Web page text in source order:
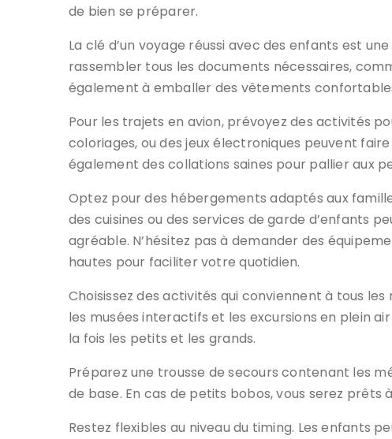
de bien se préparer.
La clé d’un voyage réussi avec des enfants est
rassembler tous les documents nécessaires,
également à emballer des vêtements
Pour les trajets en avion, prévoyez des activités
coloriages, ou des jeux électroniques peuvent
également des collations saines pour pallier aux
Optez pour des hébergements adaptés aux
des cuisines ou des services de garde d’enfants
agréable. N’hésitez pas à demander des
hautes pour faciliter votre quotidien.
Choisissez des activités qui conviennent à tous
les musées interactifs et les excursions en plein
la fois les petits et les grands.
Préparez une trousse de secours contenant les
de base. En cas de petits bobos, vous serez prêts
Restez flexibles au niveau du timing. Les enfants